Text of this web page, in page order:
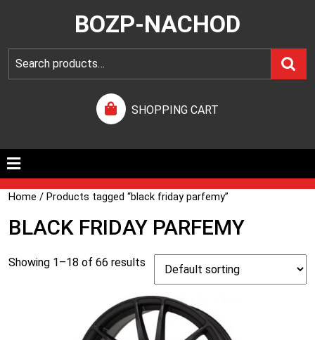
BOZP-NACHOD
SHOPPING CART
Home / Products tagged “black friday parfemy”
BLACK FRIDAY PARFEMY
Showing 1–18 of 66 results